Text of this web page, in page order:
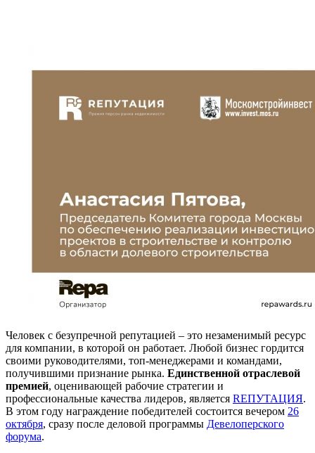
Человек с безупречной репутацией – это незаменимый ресурс
для компании, в которой он работает. Любой бизнес гордится
своими руководителями, топ-менеджерами и командами,
получившими признание рынка. Единственной отраслевой
премией, оценивающей рабочие стратегии и
профессиональные качества лидеров, является RЕПУТАЦИЯ.
В этом году награждение победителей состоится вечером 26
октября, сразу после деловой программы Девелоперского
форума.